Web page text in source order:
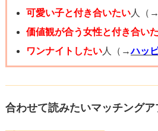
もしかすると、会いすぎいないほ
あこがれが増す場合もあるように
②彼女からは「今後、関係を良く
いる」という言葉があります。お
と、あなたはいいところがあるし
りもするから、別れるという選択
可愛い子と付き合いたい人（→
価値観が合う女性と付き合い
ワンナイトしたい人（→ハッ
合わせて読みたいマッチング